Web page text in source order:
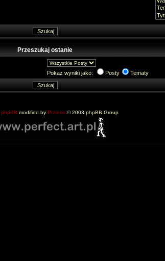
Przeszukaj ostanie
Pokaż wyniki jako: Posty Tematy
phpBB modified by Przemo © 2003 phpBB Group